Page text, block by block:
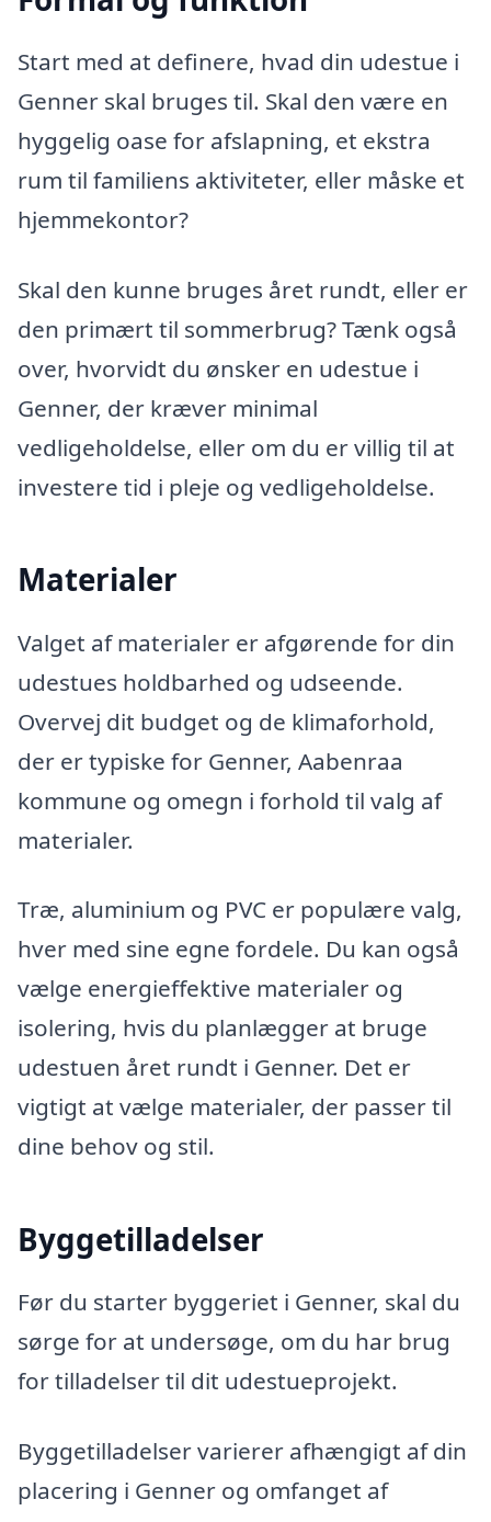
Start med at definere, hvad din udestue i
Genner skal bruges til. Skal den være en
hyggelig oase for afslapning, et ekstra
rum til familiens aktiviteter, eller måske et
hjemmekontor?
Skal den kunne bruges året rundt, eller er
den primært til sommerbrug? Tænk også
over, hvorvidt du ønsker en udestue i
Genner, der kræver minimal
vedligeholdelse, eller om du er villig til at
investere tid i pleje og vedligeholdelse.
Materialer
Valget af materialer er afgørende for din
udestues holdbarhed og udseende.
Overvej dit budget og de klimaforhold,
der er typiske for Genner, Aabenraa
kommune og omegn i forhold til valg af
materialer.
Træ, aluminium og PVC er populære valg,
hver med sine egne fordele. Du kan også
vælge energieffektive materialer og
isolering, hvis du planlægger at bruge
udestuen året rundt i Genner. Det er
vigtigt at vælge materialer, der passer til
dine behov og stil.
Byggetilladelser
Før du starter byggeriet i Genner, skal du
sørge for at undersøge, om du har brug
for tilladelser til dit udestueprojekt.
Byggetilladelser varierer afhængigt af din
placering i Genner og omfanget af